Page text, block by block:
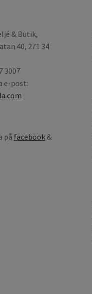
& Butik,
40, 271 34
3007
e-post:
på facebook &